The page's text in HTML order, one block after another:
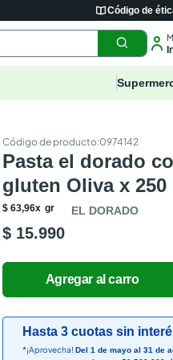
Código de
:0974142
Pasta el dorado
gluten Oliva x 250
$ 63,96x gr EL DORADO
$ 15.990
Hasta 3 cuotas sin
*¡Aprovecha!Del 1 de mayo al 31 de